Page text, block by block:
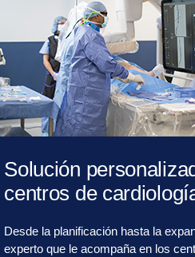
Solución
centros de
Desde la planificación hasta la
experto que le acompaña en los